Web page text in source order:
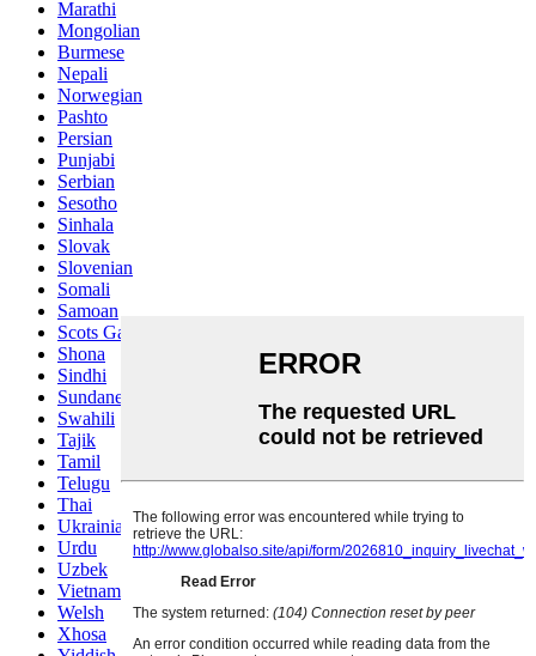
Marathi
Mongolian
Burmese
Nepali
Norwegian
Pashto
Persian
Punjabi
Serbian
Sesotho
Sinhala
Slovak
Slovenian
Somali
Samoan
Scots Gaelic
Shona
Sindhi
Sundanese
Swahili
Tajik
Tamil
Telugu
Thai
Ukrainian
Urdu
Uzbek
Vietnamese
Welsh
Xhosa